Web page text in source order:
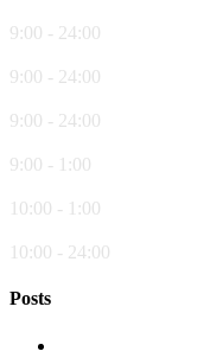
9:00 - 24:00
9:00 - 24:00
9:00 - 24:00
9:00 - 1:00
10:00 - 1:00
10:00 - 24:00
Posts